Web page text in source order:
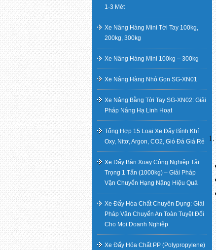
1-3 Mét
Xe Nâng Hàng Mini Tời Tay 100kg,
200kg, 300kg
Xe Nâng Hàng Mini 100kg – 300kg
Xe Nâng Hàng Nhỏ Gọn SG-XN01
Xe Nâng Bằng Tời Tay SG-XN02: Giải
Pháp Nâng Hạ Linh Hoạt
Tổng Hợp 15 Loại Xe Đẩy Bình Khí
Oxy, Nitơ, Argon, CO2, Gió Đá Giá Rẻ
Xe Đẩy Bàn Xoay Công Nghiệp Tải
Trọng 1 Tấn (1000kg) – Giải Pháp
Vận Chuyển Hạng Nặng Hiệu Quả
Xe Đẩy Hóa Chất Chuyên Dụng: Giải
Pháp Vận Chuyển An Toàn Tuyệt Đối
Cho Mọi Doanh Nghiệp
Xe Đẩy Hóa Chất PP (Polypropylene)